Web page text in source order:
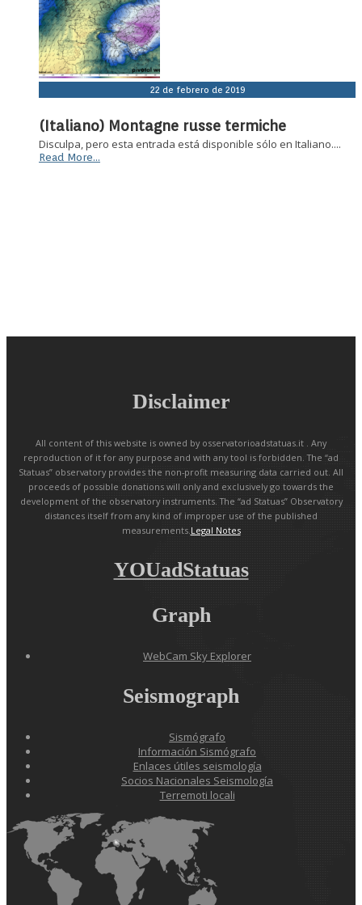
22 de febrero de 2019
(Italiano) Montagne russe termiche
Disculpa, pero esta entrada está disponible sólo en Italiano....
Read More...
Disclaimer
All content of this website is owned by osservatorioadstatuas.it . Any
reproduction of it for any purpose and with any tool is forbidden. The “ad
Statuas” observatory provides the non-profit measuring data carried out. All
proceeds of possible donations will only and exclusively go towards the
development of the observatory instruments. The “ad Statuas” Observatory
distances itself from any kind of improper use of the published
measurements. Legal Notes
YOUadStatuas
Graph
WebCam Sky Explorer
Seismograph
Sismógrafo
Información Sismógrafo
Enlaces útiles seismología
Socios Nacionales Seismología
Terremoti locali